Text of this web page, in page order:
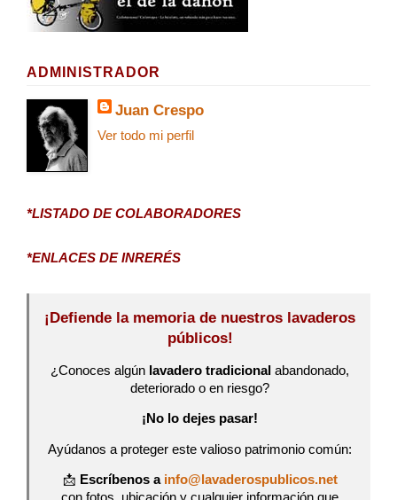
ADMINISTRADOR
Juan Crespo
Ver todo mi perfil
*LISTADO DE COLABORADORES
*ENLACES DE INRERÉS
¡Defiende la memoria de nuestros lavaderos
públicos!
¿Conoces algún lavadero tradicional abandonado,
deteriorado o en riesgo?
¡No lo dejes pasar!
Ayúdanos a proteger este valioso patrimonio común:
📩 Escríbenos a info@lavaderospublicos.net